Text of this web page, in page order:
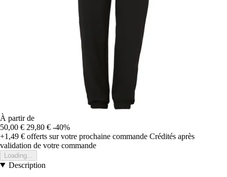
À partir de
50,00 € 29,80 € -40%
+1,49 € offerts sur votre prochaine commande Crédités après
validation de votre commande
Loading...
Description